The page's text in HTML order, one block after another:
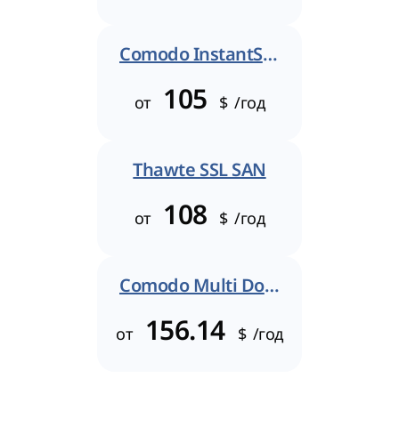
Comodo InstantSSL Pro
от 105 $ /год
Thawte SSL SAN
от 108 $ /год
Comodo Multi Domain Certificate
от 156.14 $ /год